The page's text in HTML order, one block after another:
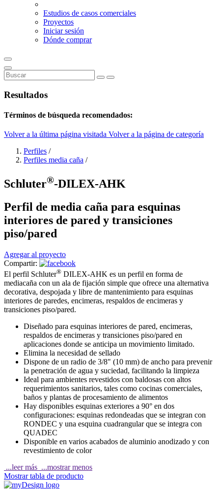
Estudios de casos comerciales
Proyectos
Iniciar sesión
Dónde comprar
Resultados
Términos de búsqueda recomendados:
Volver a la última página visitada Volver a la página de categoría
Perfiles /
Perfiles media caña /
Schluter®-DILEX-AHK
Perfil de media caña para esquinas
interiores de pared y transiciones
piso/pared
Agregar al proyecto
Compartir:
El perfil Schluter® DILEX-AHK es un perfil en forma de
mediacaña con un ala de fijación simple que ofrece una alternativa
decorativa, despojada y libre de mantenimiento para esquinas
interiores de paredes, encimeras, respaldos de encimeras y
transiciones piso/pared.
Diseñado para esquinas interiores de pared, encimeras,
respaldos de encimeras y transiciones piso/pared en
aplicaciones donde se anticipa un movimiento limitado.
Elimina la necesidad de sellado
Dispone de un radio de 3/8" (10 mm) de ancho para prevenir
la penetración de agua y suciedad, facilitando la limpieza
Ideal para ambientes revestidos con baldosas con altos
requerimientos sanitarios, tales como cocinas comerciales,
baños y plantas de procesamiento de alimentos
Hay disponibles esquinas exteriores a 90° en dos
configuraciones: esquinas redondeadas que se integran con
RONDEC y una esquina cuadrangular que se integra con
QUADEC
Disponible en varios acabados de aluminio anodizado y con
revestimiento de color
...leer más ...mostrar menos
Mostrar tabla de producto